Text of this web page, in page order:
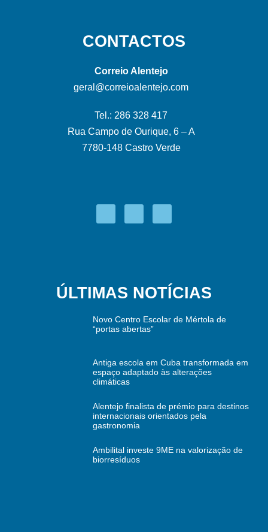
CONTACTOS
Correio Alentejo
geral@correioalentejo.com
Tel.: 286 328 417
Rua Campo de Ourique, 6 – A
7780-148 Castro Verde
ÚLTIMAS NOTÍCIAS
Novo Centro Escolar de Mértola de
“portas abertas”
Antiga escola em Cuba transformada em
espaço adaptado às alterações
climáticas
Alentejo finalista de prémio para destinos
internacionais orientados pela
gastronomia
Ambilital investe 9ME na valorização de
biorresíduos